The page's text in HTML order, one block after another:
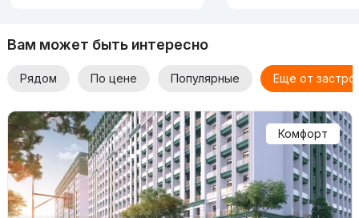
2-комнатные квартиры имеют площадь от 54 до 68 кв. м.
3-компнатые квартиры площадью 73 квадратных метра.
Чтобы узнать более подробную информацию или уточнить
детали, необходимо связаться с застройщиком.
Вам может быть интересно
Рядом По цене Популярные Еще от
Комфорт